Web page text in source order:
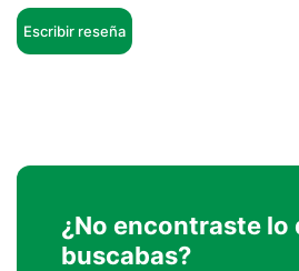
Escribir reseña
¿No encontraste lo
buscabas?